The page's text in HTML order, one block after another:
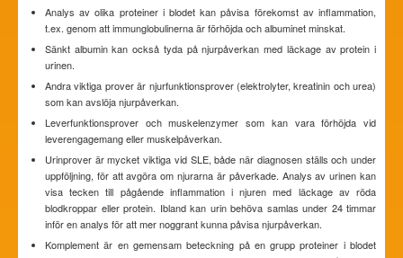
Analys av olika proteiner i blodet kan påvisa förekomst av inflammation,
t.ex. genom att immunglobulinerna är förhöjda och albuminet minskat.
Sänkt albumin kan också tyda på njurpåverkan med läckage av protein i
urinen.
Andra viktiga prover är njurfunktionsprover (elektrolyter, kreatinin och urea)
som kan avslöja njurpåverkan.
Leverfunktionsprover och muskelenzymer som kan vara förhöjda vid
leverengagemang eller muskelpåverkan.
Urinprover är mycket viktiga vid SLE, både när diagnosen ställs och under
uppföljning, för att avgöra om njurarna är påverkade. Analys av urinen kan
visa tecken till pågående inflammation i njuren med läckage av röda
blodkroppar eller protein. Ibland kan urin behöva samlas under 24 timmar
inför en analys för att mer noggrant kunna påvisa njurpåverkan.
Komplement är en gemensam beteckning på en grupp proteiner i blodet